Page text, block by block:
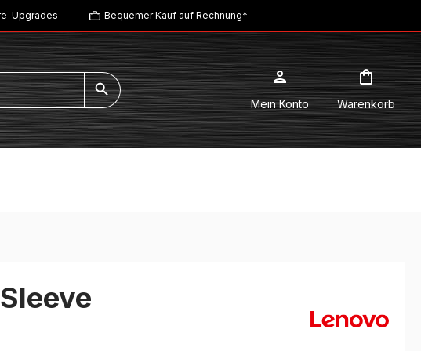
Upgrades Bequemer Kauf auf Rechnung*
Mein Konto Warenkorb